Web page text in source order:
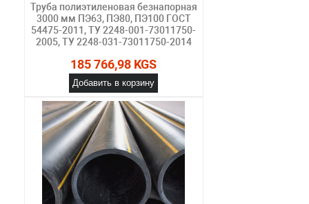
Труба полиэтиленовая безнапорная
3000 мм ПЭ63, ПЭ80, ПЭ100 ГОСТ
54475-2011, ТУ 2248-001-73011750-
2005, ТУ 2248-031-73011750-2014
185 766,98 KGS
Добавить в корзину